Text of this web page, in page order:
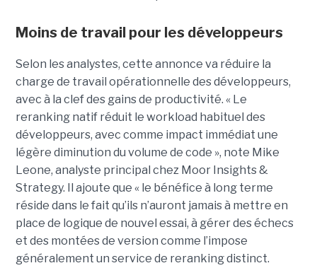
Moins de travail pour les développeurs
Selon les analystes, cette annonce va réduire la
charge de travail opérationnelle des développeurs,
avec à la clef des gains de productivité. « Le
reranking natif réduit le workload habituel des
développeurs, avec comme impact immédiat une
légère diminution du volume de code », note Mike
Leone, analyste principal chez Moor Insights &
Strategy. Il ajoute que « le bénéfice à long terme
réside dans le fait qu’ils n’auront jamais à mettre en
place de logique de nouvel essai, à gérer des échecs
et des montées de version comme l’impose
généralement un service de reranking distinct.